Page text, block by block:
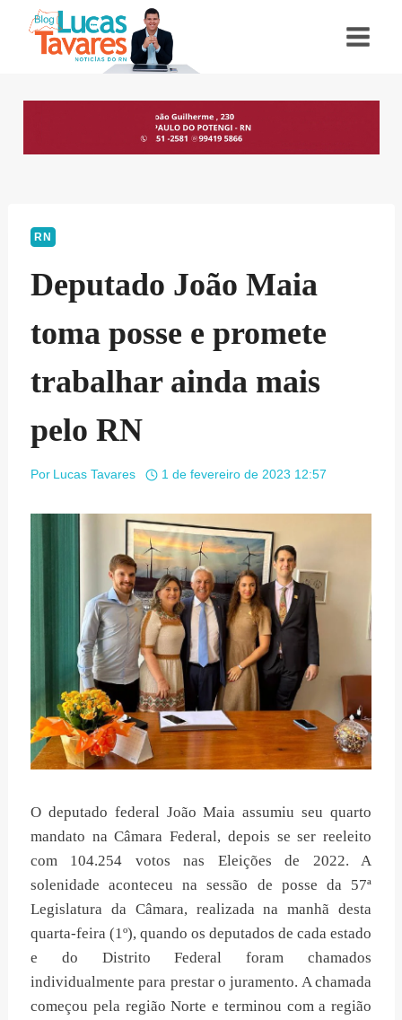
RN
Deputado João Maia
toma posse e promete
trabalhar ainda mais
pelo RN
Por Lucas Tavares 1 de fevereiro de 2023 12:57
O deputado federal João Maia assumiu seu quarto
mandato na Câmara Federal, depois se ser reeleito
com 104.254 votos nas Eleições de 2022. A
solenidade aconteceu na sessão de posse da 57ª
Legislatura da Câmara, realizada na manhã desta
quarta-feira (1º), quando os deputados de cada estado
e do Distrito Federal foram chamados
individualmente para prestar o juramento. A chamada
começou pela região Norte e terminou com a região